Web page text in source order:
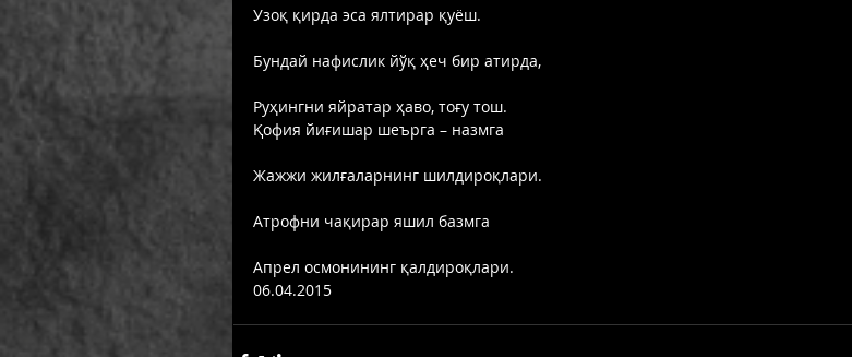
Узоқ қирда эса ялтирар қуёш.
Бундай нафислик йўқ ҳеч бир атирда,
Руҳингни яйратар ҳаво, тоғу тош.
Қофия йиғишар шеърга – назмга
Жажжи жилғаларнинг шилдироқлари.
Атрофни чақирар яшил базмга
Апрел осмонининг қалдироқлари.
06.04.2015